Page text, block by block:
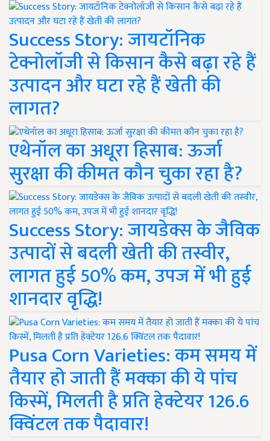
Success Story: जायटॉनिक
टेक्नोलॉजी से किसान कैसे बढ़ा रहे हैं
उत्पादन और घटा रहे हैं खेती की
लागत?
एथेनॉल का अधूरा हिसाब: ऊर्जा
सुरक्षा की कीमत कौन चुका रहा है?
Success Story: जायडेक्स के जैविक
उत्पादों से बदली खेती की तस्वीर,
लागत हुई 50% कम, उपज में भी हुई
शानदार वृद्धि!
Pusa Corn Varieties: कम समय में
तैयार हो जाती हैं मक्का की ये पांच
किस्में, मिलती है प्रति हेक्टेयर 126.6
क्विंटल तक पैदावार!